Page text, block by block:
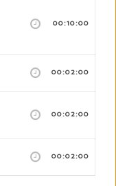
00:10:00
00:02:00
00:02:00
00:02:00